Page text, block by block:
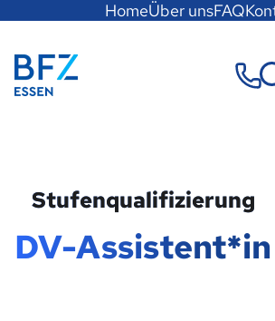
Seite
anspringen
HomeÜber unsFAQ
Zur Startseite
Stufenqualifizierung
DV-Assistent*in